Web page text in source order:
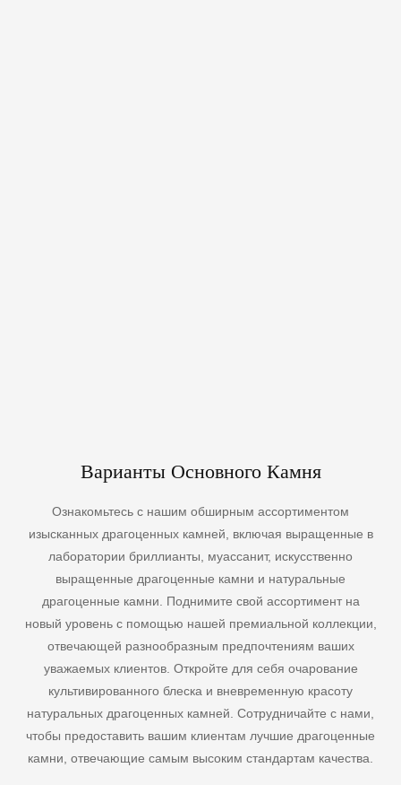
Варианты Основного Камня
Ознакомьтесь с нашим обширным ассортиментом
изысканных драгоценных камней, включая выращенные в
лаборатории бриллианты, муассанит, искусственно
выращенные драгоценные камни и натуральные
драгоценные камни. Поднимите свой ассортимент на
новый уровень с помощью нашей премиальной коллекции,
отвечающей разнообразным предпочтениям ваших
уважаемых клиентов. Откройте для себя очарование
культивированного блеска и вневременную красоту
натуральных драгоценных камней. Сотрудничайте с нами,
чтобы предоставить вашим клиентам лучшие драгоценные
камни, отвечающие самым высоким стандартам качества.